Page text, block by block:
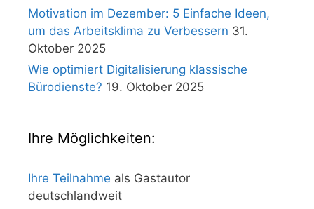
Motivation im Dezember: 5 Einfache Ideen,
um das Arbeitsklima zu Verbessern 31.
Oktober 2025
Wie optimiert Digitalisierung klassische
Bürodienste? 19. Oktober 2025
Ihre Möglichkeiten:
Ihre Teilnahme als Gastautor
deutschlandweit